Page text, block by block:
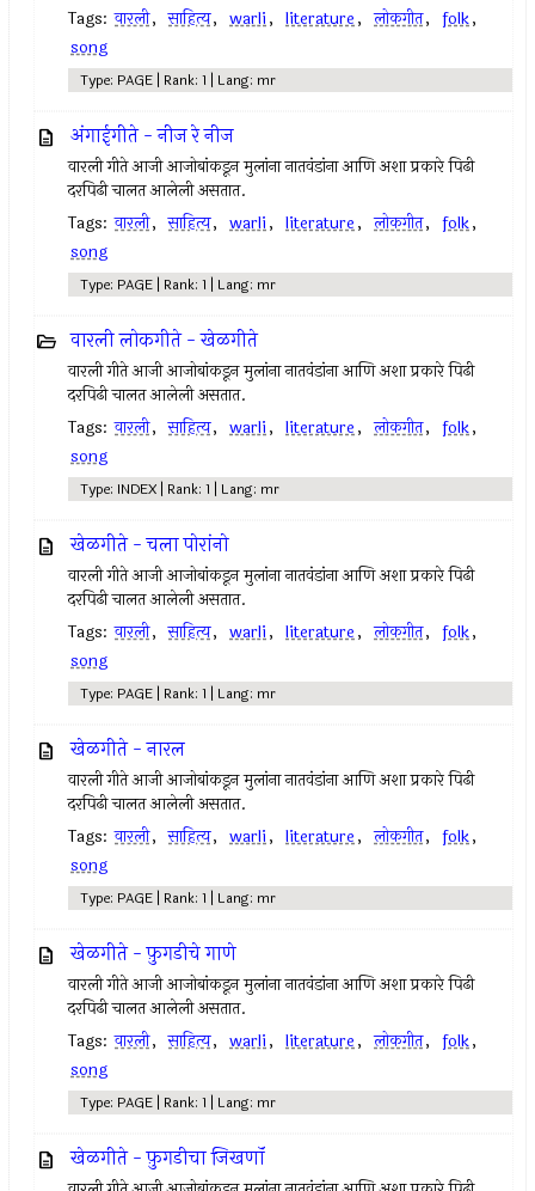
Tags: वारली, साहित्य, warli, literature, लोकगीत, folk,
song
Type: PAGE | Rank: 1 | Lang: mr
अंगाईगीते - नीज रे नीज
वारली गीते आजी आजोबांकडून मुलांना नातवंडांना आणि अशा प्रकारे पिढी
दरपिढी चालत आलेली असतात.
Tags: वारली, साहित्य, warli, literature, लोकगीत, folk,
song
Type: PAGE | Rank: 1 | Lang: mr
वारली लोकगीते - खेळगीते
वारली गीते आजी आजोबांकडून मुलांना नातवंडांना आणि अशा प्रकारे पिढी
दरपिढी चालत आलेली असतात.
Tags: वारली, साहित्य, warli, literature, लोकगीत, folk,
song
Type: INDEX | Rank: 1 | Lang: mr
खेळगीते - चला पोरांनो
वारली गीते आजी आजोबांकडून मुलांना नातवंडांना आणि अशा प्रकारे पिढी
दरपिढी चालत आलेली असतात.
Tags: वारली, साहित्य, warli, literature, लोकगीत, folk,
song
Type: PAGE | Rank: 1 | Lang: mr
खेळगीते - नारल
वारली गीते आजी आजोबांकडून मुलांना नातवंडांना आणि अशा प्रकारे पिढी
दरपिढी चालत आलेली असतात.
Tags: वारली, साहित्य, warli, literature, लोकगीत, folk,
song
Type: PAGE | Rank: 1 | Lang: mr
खेळगीते - फ़ुगडीचे गाणे
वारली गीते आजी आजोबांकडून मुलांना नातवंडांना आणि अशा प्रकारे पिढी
दरपिढी चालत आलेली असतात.
Tags: वारली, साहित्य, warli, literature, लोकगीत, folk,
song
Type: PAGE | Rank: 1 | Lang: mr
खेळगीते - फ़ुगडीचा जिखणॉं